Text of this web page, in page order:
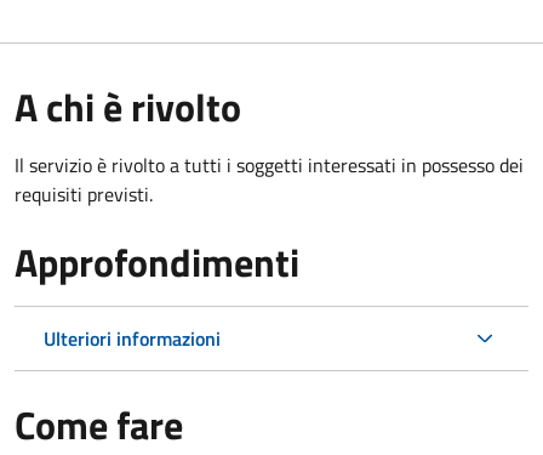
A chi è rivolto
Il servizio è rivolto a tutti i soggetti interessati in possesso dei
requisiti previsti.
Approfondimenti
Ulteriori informazioni
Come fare